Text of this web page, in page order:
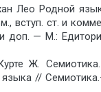
Лео Родной
вступ. ст. и
доп. — М.:
Ж.
языка //